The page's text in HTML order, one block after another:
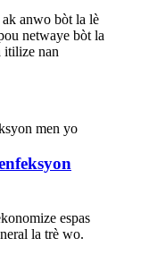
anwo bòt la lè
netwaye bòt la
itilize nan
espas
la trè wo.